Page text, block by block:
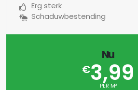
Erg sterk
Schaduwbestending
Nu
€3,99
PER M²